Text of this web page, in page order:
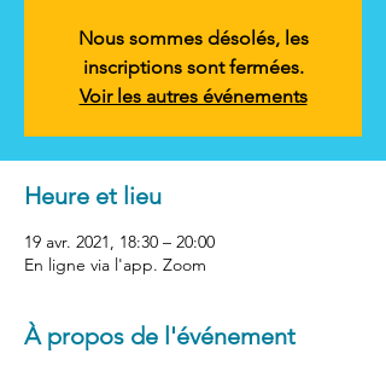
Nous sommes désolés, les
inscriptions sont fermées.
Voir les autres événements
Heure et lieu
19 avr. 2021, 18:30 – 20:00
En ligne via l'app. Zoom
À propos de l'événement